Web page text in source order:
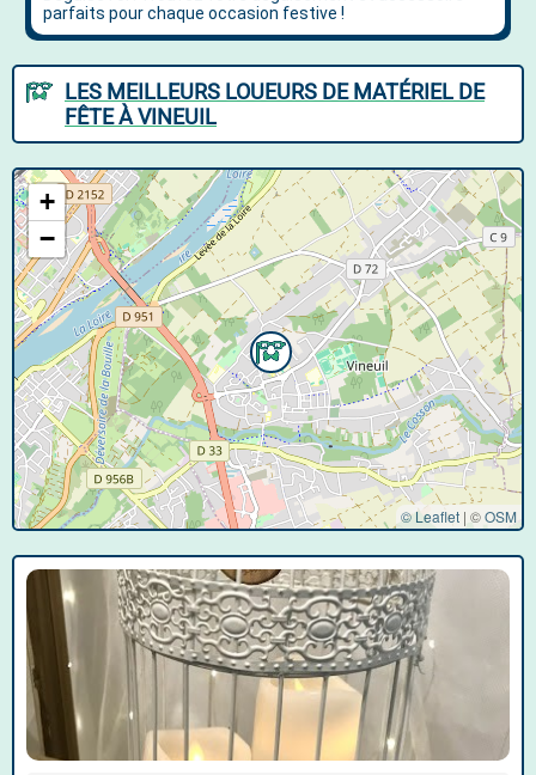
LES MEILLEURS LOUEURS DE MATÉRIEL DE
FÊTE À VINEUIL
+
−
© Leaflet | ©OSM